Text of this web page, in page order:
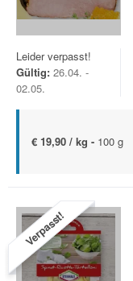
Leider verpasst!
Gültig: 26.04. -
02.05.
€ 19,90 / kg - 100 g
Verpasst!